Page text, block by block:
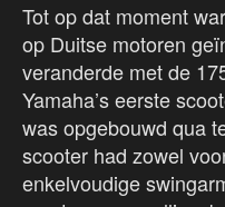
Tot op dat moment
op Duitse motoren
veranderde met de
Yamaha’s eerste
was opgebouwd qua
scooter had zowel
enkelvoudige